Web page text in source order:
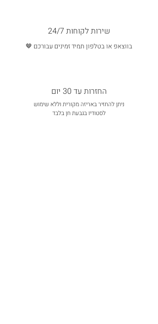
שירות לקוחות 24/7
בווצאפ או בטלפון תמיד זמינים עבורכם 🤎
החזרות עד 30 יום
ניתן להחזיר באריזה מקורית וללא שימוש
לסטודיו בגבעת חן בלבד